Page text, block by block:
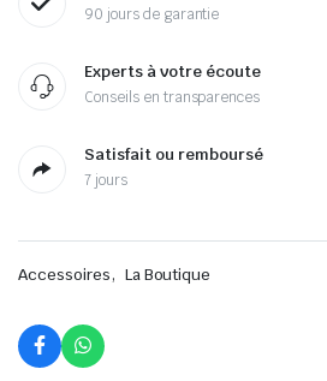
90 jours de garantie
Experts à votre écoute
Conseils en transparences
Satisfait ou remboursé
7 jours
Accessoires, La Boutique